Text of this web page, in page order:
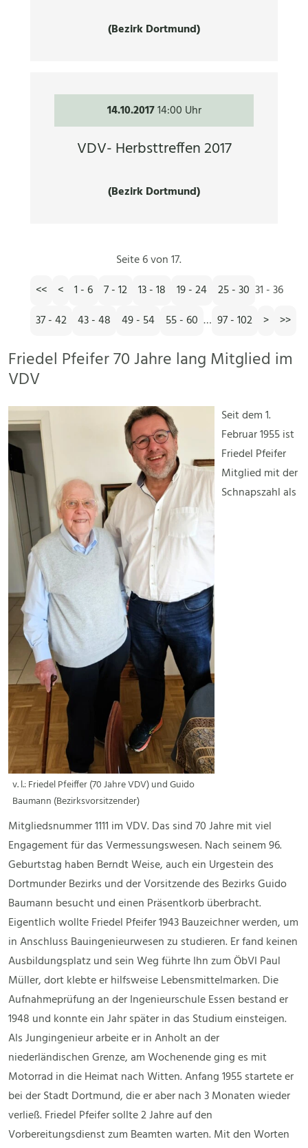
(Bezirk Dortmund)
14.10.201714:00 Uhr
VDV- Herbsttreffen 2017
(Bezirk Dortmund)
Seite 6 von 17.
<<
< 1 - 6 7 - 12 13 - 18 19 - 24 25 - 30 31 - 36
37 - 42
43 - 48 49 - 54 55 - 60 … 97 - 102 > >>
Friedel Pfeifer 70 Jahre lang Mitglied im
VDV
v. l.: Friedel Pfeiffer (70 Jahre VDV) und Guido
Baumann (Bezirksvorsitzender)
Seit dem 1.
Februar 1955 ist
Friedel Pfeifer
Mitglied mit der
Schnapszahl als
Mitgliedsnummer 1111 im VDV. Das sind 70 Jahre mit viel
Engagement für das Vermessungswesen. Nach seinem 96.
Geburtstag haben Berndt Weise, auch ein Urgestein des
Dortmunder Bezirks und der Vorsitzende des Bezirks Guido
Baumann besucht und einen Präsentkorb überbracht.
Eigentlich wollte Friedel Pfeifer 1943 Bauzeichner werden, um
in Anschluss Bauingenieurwesen zu studieren. Er fand keinen
Ausbildungsplatz und sein Weg führte Ihn zum ÖbVI Paul
Müller, dort klebte er hilfsweise Lebensmittelmarken. Die
Aufnahmeprüfung an der Ingenieurschule Essen bestand er
1948 und konnte ein Jahr später in das Studium einsteigen.
Als Jungingenieur arbeite er in Anholt an der
niederländischen Grenze, am Wochenende ging es mit
Motorrad in die Heimat nach Witten. Anfang 1955 startete er
bei der Stadt Dortmund, die er aber nach 3 Monaten wieder
verließ. Friedel Pfeifer sollte 2 Jahre auf den
Vorbereitungsdienst zum Beamten warten. Mit den Worten